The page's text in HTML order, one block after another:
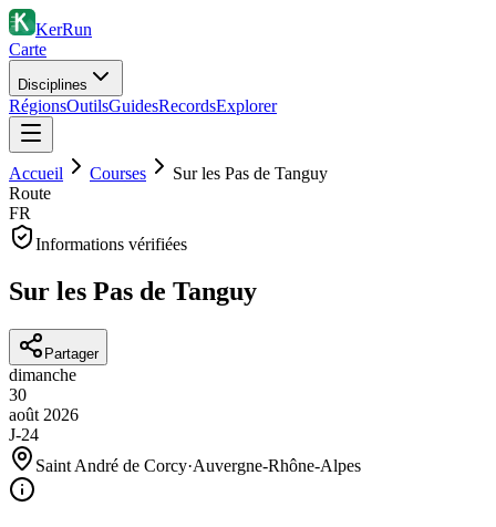
KerRun
Carte
Disciplines
RégionsOutilsGuidesRecordsExplorer
Accueil Courses
Sur les Pas de Tanguy
Route
FR
Informations vérifiées
Sur les Pas de Tanguy
Partager
dimanche
30
août 2026
J-24
Saint André de Corcy·Auvergne-Rhône-Alpes